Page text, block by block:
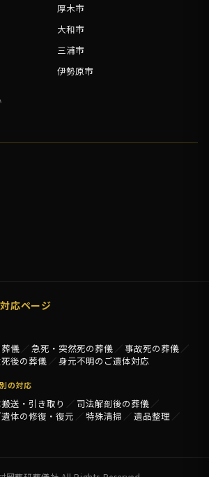
厚木市
大和市
三浦市
伊勢原市
応ページ
儀 急死・突然死の葬儀
事故死の葬儀
後の葬儀 身元不明のご遺体対応
の対応
送・引き取り
司法解剖後の葬儀
遺体の修復・復元 特殊清掃
遺品整理